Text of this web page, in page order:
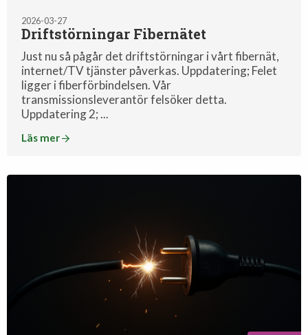
2026-03-27
Driftstörningar Fibernätet
Just nu så pågår det driftstörningar i vårt fibernät,
internet/TV tjänster påverkas. Uppdatering; Felet
ligger i fiberförbindelsen. Vår
transmissionsleverantör felsöker detta.
Uppdatering 2; ...
Läs mer